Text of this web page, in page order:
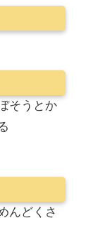
そうとか
んどくさ